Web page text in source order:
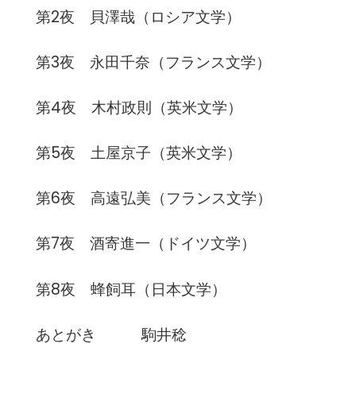
第2夜 貝澤哉（ロシア文学）
第3夜 永田千奈（フランス文学）
第4夜 木村政則（英米文学）
第5夜 土屋京子（英米文学）
第6夜 高遠弘美（フランス文学）
第7夜 酒寄進一（ドイツ文学）
第8夜 蜂飼耳（日本文学）
あとがき 駒井稔